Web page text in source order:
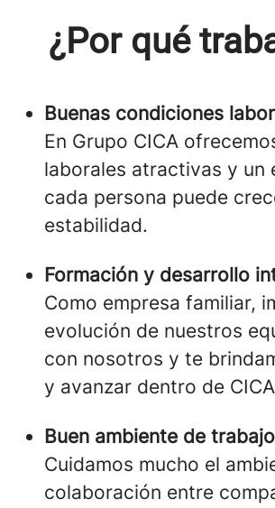
¿Por qué
Buenas condiciones
En Grupo CICA
laborales atractivas y un
cada persona puede
estabilidad.
Formación y desarrollo
Como empresa familiar,
evolución de nuestros
con nosotros y te
y avanzar dentro de
Buen ambiente de trabajo
Cuidamos mucho el
colaboración entre